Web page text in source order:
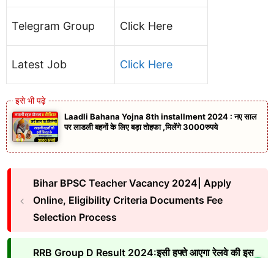
Telegram Group Click Here
Latest Job Click Here
Laadli Bahana Yojna 8th installment 2024 : नए साल
पर लाडली बहनों के लिए बड़ा तोहफा ,मिलेंगे 3000रुपये
Bihar BPSC Teacher Vacancy 2024| Apply
Online, Eligibility Criteria Documents Fee
Selection Process
RRB Group D Result 2024:इसी हफ्ते आएगा रेलवे की इस